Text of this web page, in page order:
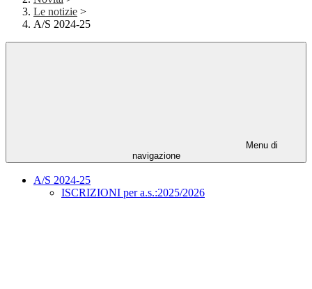
Le notizie >
A/S 2024-25
Menu di
navigazione
A/S 2024-25
ISCRIZIONI per a.s.:2025/2026